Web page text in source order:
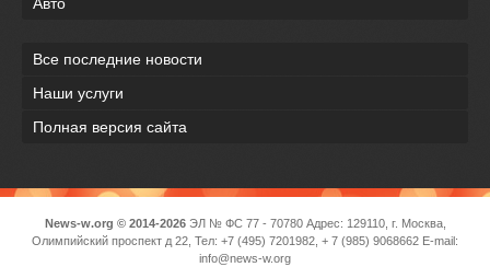
Все последние новости
Наши услуги
Полная версия сайта
News-w.org © 2014-2026ЭЛ № ФС 77 - 70780 Адрес: 129110, г. Москва,
Олимпийский проспект д 22, Тел: +7 (495) 7201982, + 7 (985) 9068662 E-mail:
info@news-w.org